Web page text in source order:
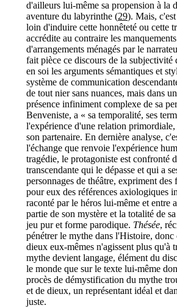
d'ailleurs lui-même sa propension à la
aventure du labyrinthe (29). Mais,
loin d'induire cette honnêteté ou cette
accrédite au contraire les
d'arrangements ménagés par le
fait pièce ce discours de la
en soi les arguments sémantiques et
système de communication
de tout nier sans nuances, mais dans
présence infiniment complexe de sa
Benveniste, a « sa temporalité, ses
l'expérience d'une relation
son partenaire. En dernière analyse,
l'échange que renvoie l'expérience
tragédie, le protagoniste est confronté
transcendante qui le dépasse et qui a
personnages de théâtre, expriment
pour eux des références axiologiques
raconté par le héros lui-même et entre
partie de son mystère et la totalité de
jeu pur et forme parodique. Thésée,
pénétrer le mythe dans l'Histoire,
dieux eux-mêmes n'agissent plus qu'à
mythe devient langage, élément du
le monde que sur le texte lui-même
procès de démystification du mythe
et de dieux, un représentant idéal et
juste.